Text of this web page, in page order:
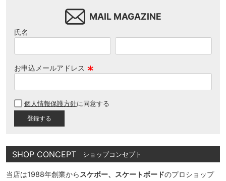
MAIL MAGAZINE
氏名
お申込メールアドレス
須
個人情報保護方針に同意する
SHOP CONCEPT ショップコンセプト
当店は1988年創業から スケボー、スケートボードのプロショップ